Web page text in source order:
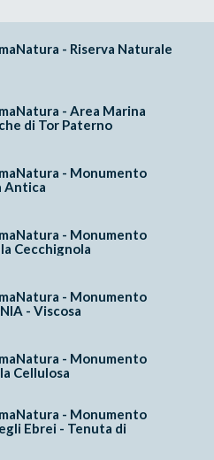
- Riserva Naturale
- Area Marina
di Tor Paterno
- Monumento
Antica
- Monumento
Cecchignola
- Monumento
- Viscosa
- Monumento
Cellulosa
- Monumento
Ebrei - Tenuta di